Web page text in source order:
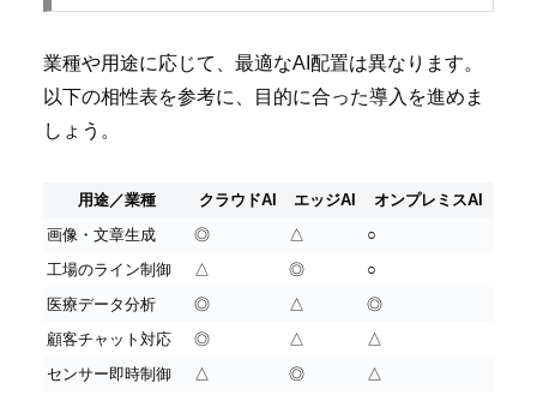
業種や用途に応じて、最適なAI配置は異なります。
以下の相性表を参考に、目的に合った導入を進めま
しょう。
用途／業種 クラウドAI エッジAI
オンプレミスAI
画像・文章生成
◎ △
○
工場のライン制御
△ ◎
○
医療データ分析
◎ △
◎
顧客チャット対応
◎ △
△
センサー即時制御
△ ◎ △